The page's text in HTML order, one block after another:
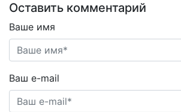
Оставить комментарий
Ваше имя
Ваш e-mail